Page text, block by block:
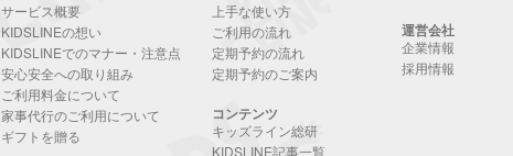
サービス概要
KIDSLINEの想い
KIDSLINEでのマナー・注意点
安心安全への取り組み
ご利用料金について
家事代行のご利用について
ギフトを贈る
上手な使い方
ご利用の流れ
定期予約の流れ
定期予約のご案内
コンテンツ
キッズライン総研
KIDSLINE記事一覧
運営会社
企業情報
採用情報